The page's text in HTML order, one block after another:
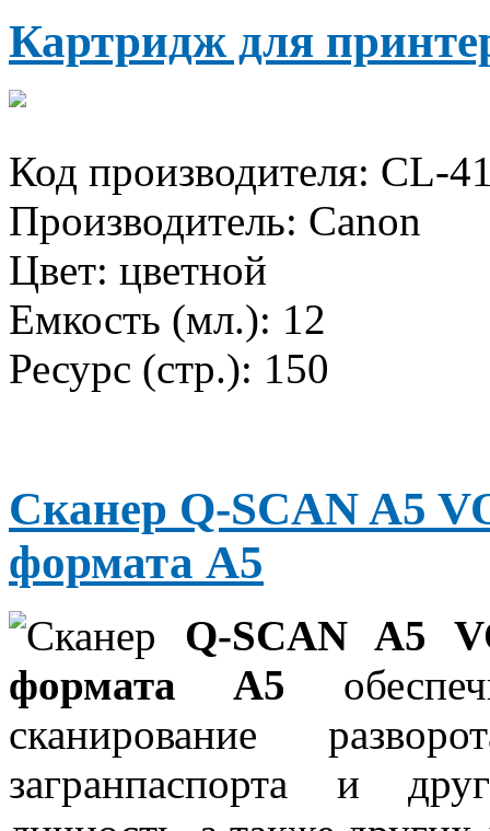
Картридж для
Код производителя: CL-
Производитель: Canon
Цвет: цветной
Емкость (мл.): 12
Ресурс (стр.): 150
Сканер Q-SCAN A5
формата А5
Сканер Q-SCAN A5
формата А5
сканирование
загранпаспорта и